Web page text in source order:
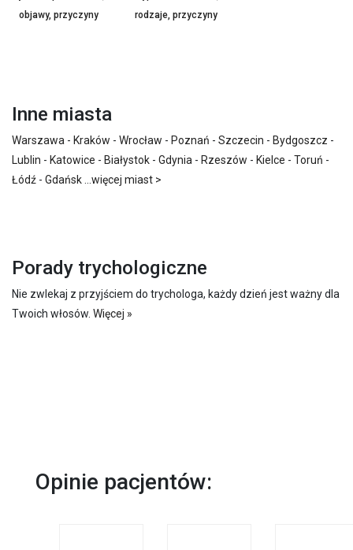
objawy, przyczyny
rodzaje, przyczyny
Inne miasta
Warszawa - Kraków - Wrocław - Poznań - Szczecin - Bydgoszcz -
Lublin - Katowice - Białystok - Gdynia - Rzeszów - Kielce - Toruń -
Łódź - Gdańsk...więcej miast >
Porady trychologiczne
Nie zwlekaj z przyjściem do trychologa, każdy dzień jest ważny dla
Twoich włosów. Więcej »
Opinie pacjentów: